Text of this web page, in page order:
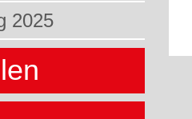
2025